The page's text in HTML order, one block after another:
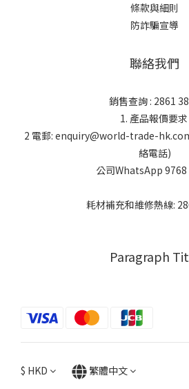
條款與細則
防詐騙宣導
聯絡我們
銷售查詢 : 2861
1. 產品報價要求
2 電郵: enquiry@world-trade-
絡電話)
公司WhatsApp 9768
耗材補充和維修熱線:
Paragraph
$ HKD 繁體中文